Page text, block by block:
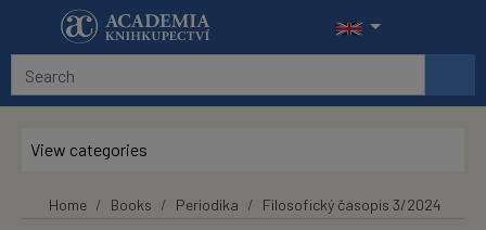
Skip to main content
View categories
Home Books Periodika Filosofický časopis 3/2024